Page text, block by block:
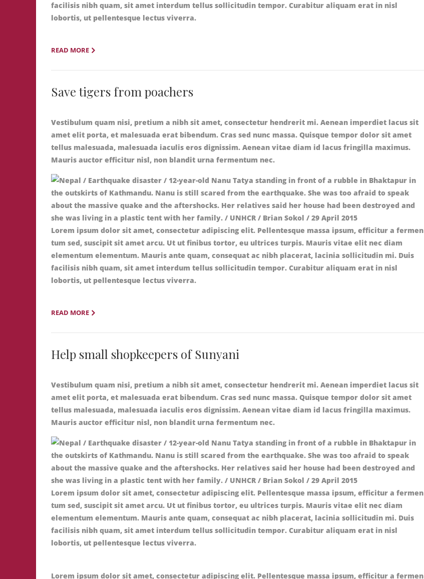
facilisis nibh quam, sit amet interdum tellus sollicitudin tempor. Curabitur aliquam erat in nisl
lobortis, ut pellentesque lectus viverra.
READ MORE
Save tigers from poachers
Vestibulum quam nisi, pretium a nibh sit amet, consectetur hendrerit mi. Aenean imperdiet lacus sit
amet elit porta, et malesuada erat bibendum. Cras sed nunc massa. Quisque tempor dolor sit amet
tellus malesuada, malesuada iaculis eros dignissim. Aenean vitae diam id lacus fringilla maximus.
Mauris auctor efficitur nisl, non blandit urna fermentum nec.
Lorem ipsum dolor sit amet, consectetur adipiscing elit. Pellentesque massa ipsum, efficitur a fermen
tum sed, suscipit sit amet arcu. Ut ut finibus tortor, eu ultrices turpis. Mauris vitae elit nec diam
elementum elementum. Mauris ante quam, consequat ac nibh placerat, lacinia sollicitudin mi. Duis
facilisis nibh quam, sit amet interdum tellus sollicitudin tempor. Curabitur aliquam erat in nisl
lobortis, ut pellentesque lectus viverra.
READ MORE
Help small shopkeepers of Sunyani
Vestibulum quam nisi, pretium a nibh sit amet, consectetur hendrerit mi. Aenean imperdiet lacus sit
amet elit porta, et malesuada erat bibendum. Cras sed nunc massa. Quisque tempor dolor sit amet
tellus malesuada, malesuada iaculis eros dignissim. Aenean vitae diam id lacus fringilla maximus.
Mauris auctor efficitur nisl, non blandit urna fermentum nec.
Lorem ipsum dolor sit amet, consectetur adipiscing elit. Pellentesque massa ipsum, efficitur a fermen
tum sed, suscipit sit amet arcu. Ut ut finibus tortor, eu ultrices turpis. Mauris vitae elit nec diam
elementum elementum. Mauris ante quam, consequat ac nibh placerat, lacinia sollicitudin mi. Duis
facilisis nibh quam, sit amet interdum tellus sollicitudin tempor. Curabitur aliquam erat in nisl
lobortis, ut pellentesque lectus viverra.
Lorem ipsum dolor sit amet, consectetur adipiscing elit. Pellentesque massa ipsum, efficitur a fermen